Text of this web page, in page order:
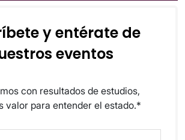
y entérate de
eventos
con resultados de estudios,
valor para entender el estado.*